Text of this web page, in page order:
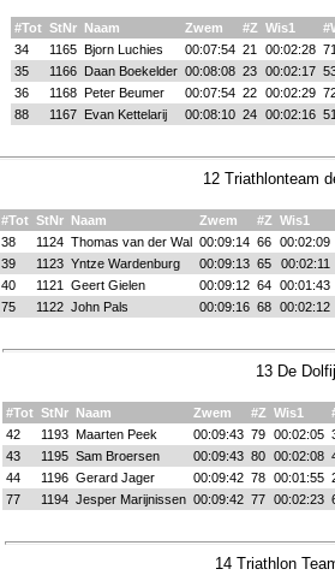
#Tot StNr Naam Zwem #Z Wis1
34
1165 Bjorn Luchies 00:07:54 21 00:02:28
35
1166 Daan Boekelder 00:08:08 23 00:02:17
36
1168 Peter Beumer 00:07:54 22 00:02:29
88
1167 Evan Kettelarij 00:08:10 24 00:02:16
12 Triathlonteam
#Tot StNr Naam Zwem #Z Wis1
38
1124 Thomas van der Wal 00:09:14 66
00:02:09
39
1123 Yntze Wardenburg 00:09:13 65
00:02:11
40
1121 Geert Gielen 00:09:12 64
00:01:43
75
1122 John Pals 00:09:16 68 00:02:12
13 De
#Tot StNr Naam Zwem #Z Wis1
42
1193 Maarten Peek 00:09:43 79 00:02:05
43
1195 Sam Broersen 00:09:43 80 00:02:08
44
1196 Gerard Jager 00:09:42 78 00:01:55
77
1194 Jesper Marijnissen 00:09:42 77 00:02:23
14 Triathlon